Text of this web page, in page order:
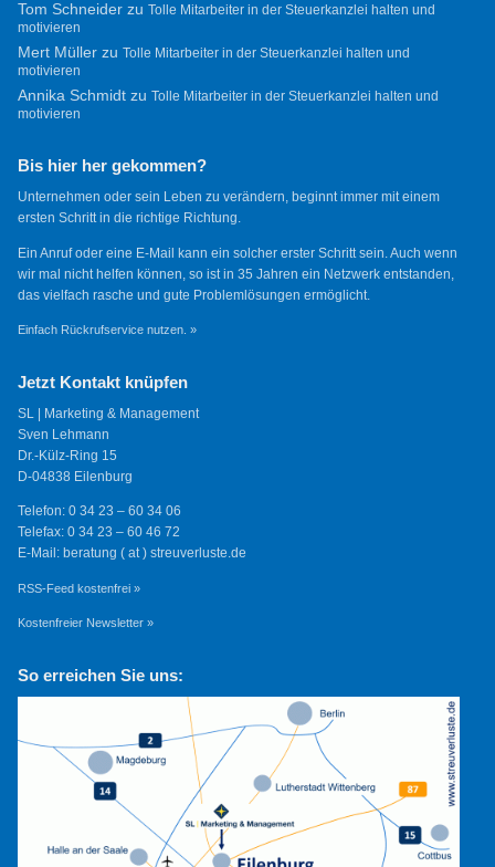
Tom Schneiderzu Tolle Mitarbeiter in der Steuerkanzlei halten und
motivieren
Mert Müllerzu Tolle Mitarbeiter in der Steuerkanzlei halten und
motivieren
Annika Schmidtzu Tolle Mitarbeiter in der Steuerkanzlei halten und
motivieren
Bis hier her gekommen?
Unternehmen oder sein Leben zu verändern, beginnt immer mit einem
ersten Schritt in die richtige Richtung.
Ein Anruf oder eine E-Mail kann ein solcher erster Schritt sein. Auch wenn
wir mal nicht helfen können, so ist in 35 Jahren ein Netzwerk entstanden,
das vielfach rasche und gute Problemlösungen ermöglicht.
Einfach Rückrufservice nutzen. »
Jetzt Kontakt knüpfen
SL | Marketing & Management
Sven Lehmann
Dr.-Külz-Ring 15
D-04838 Eilenburg
Telefon: 0 34 23 – 60 34 06
Telefax: 0 34 23 – 60 46 72
E-Mail: beratung ( at ) streuverluste.de
RSS-Feed kostenfrei »
Kostenfreier Newsletter »
So erreichen Sie uns: